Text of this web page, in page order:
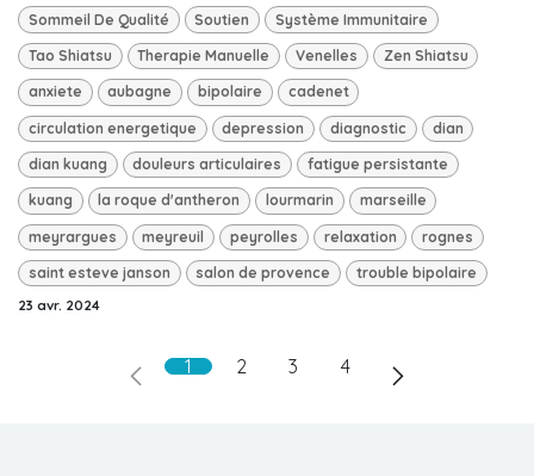
Sommeil De Qualité Soutien Système Immunitaire
Tao Shiatsu Therapie Manuelle Venelles Zen Shiatsu
anxiete aubagne bipolaire cadenet
circulation energetique depression diagnostic dian
dian kuang douleurs articulaires fatigue persistante
kuang la roque d'antheron lourmarin marseille
meyrargues meyreuil peyrolles relaxation rognes
saint esteve janson salon de provence trouble bipolaire
23 avr. 2024
1 2 3 4